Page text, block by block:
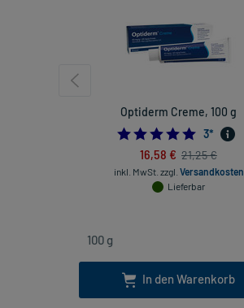
Optiderm Creme, 100 g
5.0
3*
16,58 € 21,25 €
inkl. MwSt. zzgl. Versandkosten
Lieferbar
In den Warenkorb